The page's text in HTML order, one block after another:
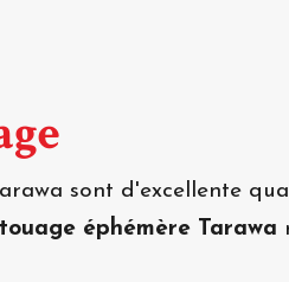
sont d'excellente
éphémère Tarawa